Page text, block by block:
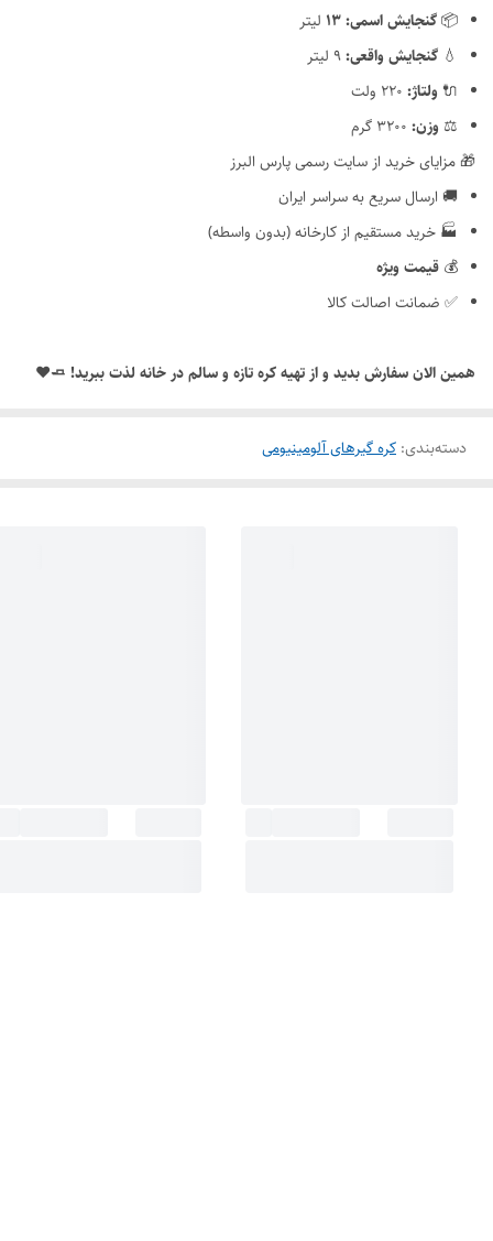
📦گنجایش اسمی:۱۳ لیتر
💧 گنجایش واقعی:
🔌 ولتاژ:
⚖️ وزن:
🎁 مزایای خرید از سایت رسمی پارس البرز
🚚 ارسال سریع به سراسر ایران
🏭 خرید مستقیم از کارخانه (بدون واسطه)
💰 قیمت ویژه
✅ ضمانت اصالت کالا
همین الان سفارش بدید و از تهیه کره تازه و سالم در خانه لذت ببرید! 🧈❤️
دسته‌بندی: کره گیرهای آلومینیومی